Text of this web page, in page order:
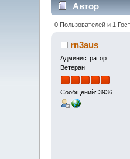
Автор
0 Пользователей и 1
rn3aus
Администратор
Ветеран
Сообщений: 3936